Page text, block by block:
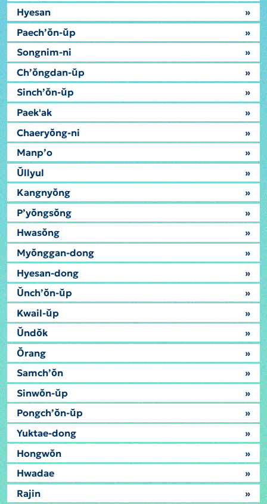
Hyesan
»
Paech’ŏn-ŭp
»
Songnim-ni
»
Ch’ŏngdan-ŭp
»
Sinch’ŏn-ŭp
»
Paek'ak
»
Chaeryŏng-ni
»
Manp’o
»
Ŭllyul
»
Kangnyŏng
»
P’yŏngsŏng
»
Hwasŏng
»
Myŏnggan-dong
»
Hyesan-dong
»
Ŭnch’ŏn-ŭp
»
Kwail-ŭp
»
Ŭndŏk
»
Ŏrang
»
Samch’ŏn
»
Sinwŏn-ŭp
»
Pongch’ŏn-ŭp
»
Yuktae-dong
»
Hongwŏn
»
Hwadae
»
Rajin
»